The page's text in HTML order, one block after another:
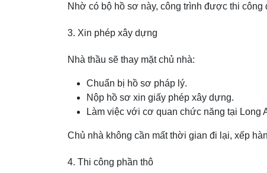
Nhờ có bộ hồ sơ này, công trình được thi công
3. Xin phép xây dựng
Nhà thầu sẽ thay mặt chủ nhà:
Chuẩn bị hồ sơ pháp lý.
Nộp hồ sơ xin giấy phép xây dựng.
Làm việc với cơ quan chức năng tại Long
Chủ nhà không cần mất thời gian đi lại, xếp
4. Thi công phần thô